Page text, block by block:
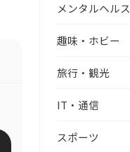
メンタルヘルス
趣味・ホビー
旅行・観光
IT・通信
スポーツ